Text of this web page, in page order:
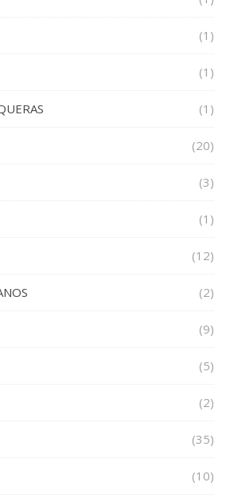
(1)
(1)
(1)
(20)
(3)
(1)
(12)
(2)
(9)
(5)
(2)
(35)
(10)